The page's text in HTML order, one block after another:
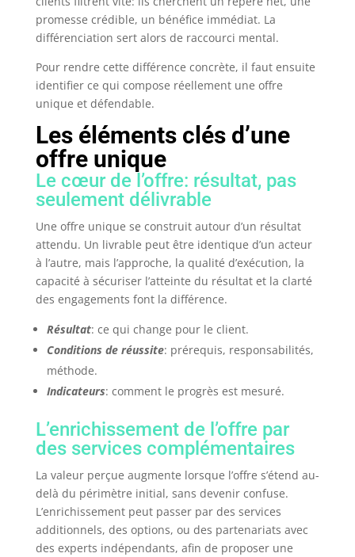
promesse crédible, un bénéfice immédiat. La
différenciation sert alors de raccourci mental.
Pour rendre cette différence concrète, il faut ensuite
identifier ce qui compose réellement une offre
unique et défendable.
Les éléments clés d’une
offre unique
Le cœur de l’offre: résultat, pas
seulement délivrable
Une offre unique se construit autour d’un résultat
attendu. Un livrable peut être identique d’un acteur
à l’autre, mais l’approche, la qualité d’exécution, la
capacité à sécuriser l’atteinte du résultat et la clarté
des engagements font la différence.
Résultat: ce qui change pour le client.
Conditions de réussite: prérequis, responsabilités,
méthode.
Indicateurs: comment le progrès est mesuré.
L’enrichissement de l’offre par
des services complémentaires
La valeur perçue augmente lorsque l’offre s’étend au-
delà du périmètre initial, sans devenir confuse.
L’enrichissement peut passer par des services
additionnels, des options, ou des partenariats avec
des experts indépendants, afin de proposer une